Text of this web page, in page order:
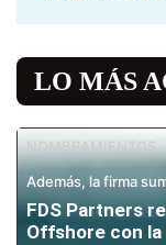
LO MÁS
NOMBRAMIENTOS
Además, la firma
FDS Partners
Offshore con la